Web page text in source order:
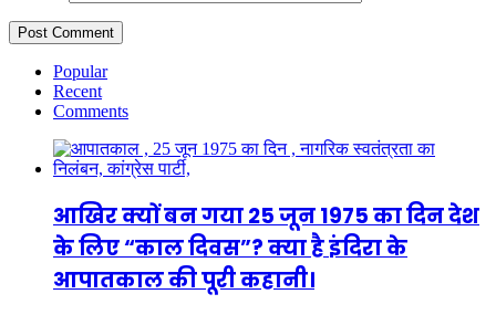
Popular
Recent
Comments
आखिर क्यों बन गया 25 जून 1975 का दिन देश
के लिए “काल दिवस”? क्या है इंदिरा के
आपातकाल की पूरी कहानी।